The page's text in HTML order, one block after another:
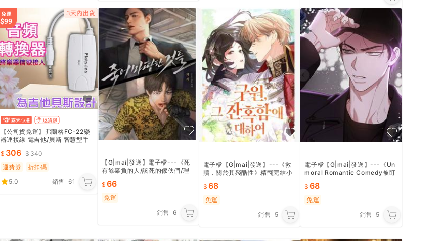
【公司貨免運】弗蘭格FC-22樂
器連接線 電吉他/貝斯 智慧型手
306
340
運費券
折扣碼
5.0
銷售 61
【G|mai|發送】電子檔---《死
有餘辜負的人/該死的傢伙們/理
韓國小說中文完結/txt
66
免運
銷售
6
電子檔【G|mai|發送】---《救
贖，關於其殘酷性》精翻完結小
68
免運
銷售
5
電子檔【G|mai|發送】---《Un
moral Romantic Comedy被盯
68
免運
銷售
5